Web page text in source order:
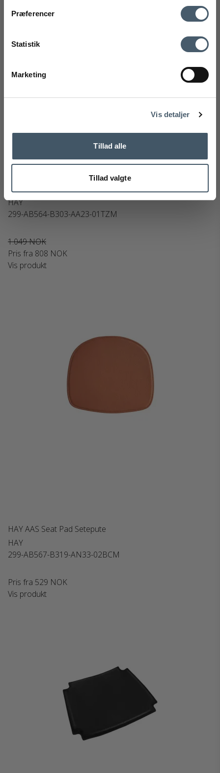
Præferencer
Statistik
Marketing
Vis detaljer
Tillad alle
Tillad valgte
HAY J42 Setepute
HAY
299-AB564-B303-AA23-01TZM
1.049 NOK
Pris fra 808 NOK
Vis produkt
HAY AAS Seat Pad Setepute
HAY
299-AB567-B319-AN33-02BCM
Pris fra 529 NOK
Vis produkt
Ved å registrere deg godtar du å motta vårt nyhetsbrev
med gode tilbud og inspirasjon. Du kan alltid trekke tilbake
Nej tak